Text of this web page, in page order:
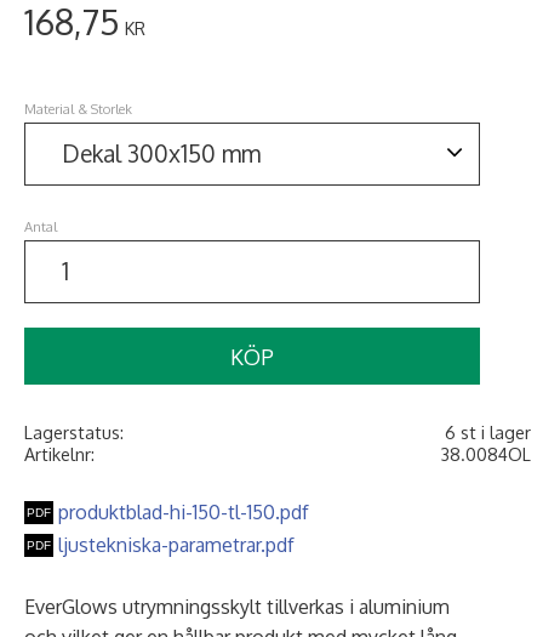
168,75 KR
Material & Storlek
Antal
KÖP
Lagerstatus
6 st i lager
Artikelnr
38.0084OL
produktblad-hi-150-tl-150.pdf
ljustekniska-parametrar.pdf
EverGlows utrymningsskylt tillverkas i aluminium